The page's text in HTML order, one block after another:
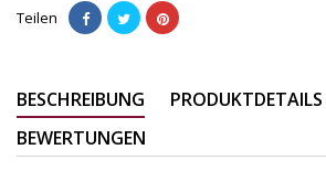
Teilen
BESCHREIBUNG
PRODUKTDETAILS
BEWERTUNGEN